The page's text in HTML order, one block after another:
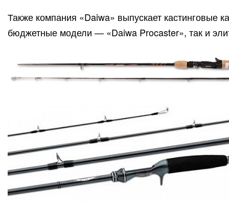
Также компания «Daiwa» выпускает кастинговые
бюджетные модели — «Daiwa Procaster», так и